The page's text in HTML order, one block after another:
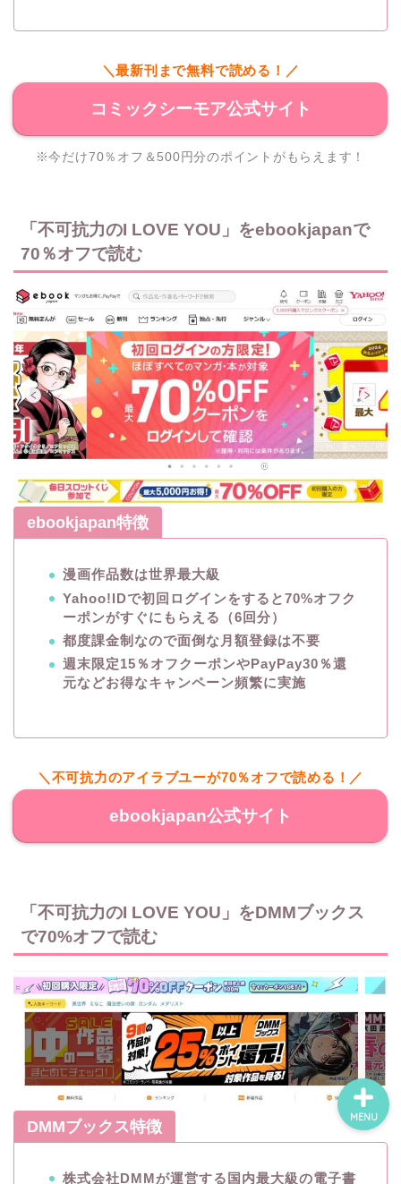
＼最新刊まで無料で読める！／
コミックシーモア公式サイト
※今だけ70％オフ＆500円分のポイントがもらえます！
「不可抗力のI LOVE YOU」をebookjapanで
70％オフで読む
ebookjapan特徴
漫画作品数は世界最大級
Yahoo!IDで初回ログインをすると70%オフク
ーポンがすぐにもらえる（6回分）
都度課金制なので面倒な月額登録は不要
週末限定15％オフクーポンやPayPay30％還
元などお得なキャンペーン頻繁に実施
＼不可抗力のアイラブユーが70％オフで読める！／
ebookjapan公式サイト
「不可抗力のI LOVE YOU」をDMMブックス
で70%オフで読む
DMMブックス特徴
株式会社DMMが運営する国内最大級の電子書
MENU
ホーム
無料で読める漫画・小説
漫画・小説新刊情報